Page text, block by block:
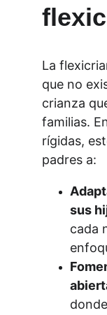
La
que no
crianza
familias.
rígidas,
padres a:
sus
cada